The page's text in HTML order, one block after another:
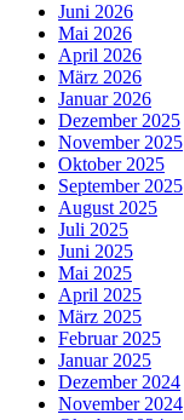
Juni 2026
Mai 2026
April 2026
März 2026
Januar 2026
Dezember 2025
November 2025
Oktober 2025
September 2025
August 2025
Juli 2025
Juni 2025
Mai 2025
April 2025
März 2025
Februar 2025
Januar 2025
Dezember 2024
November 2024